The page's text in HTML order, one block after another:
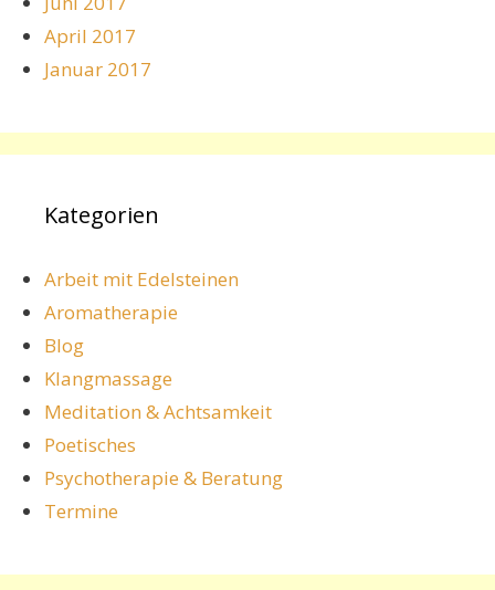
April 2017
Januar 2017
Kategorien
Arbeit mit Edelsteinen
Aromatherapie
Blog
Klangmassage
Meditation & Achtsamkeit
Poetisches
Psychotherapie & Beratung
Termine